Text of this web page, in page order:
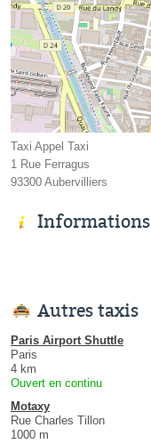
Taxi Appel Taxi
1 Rue Ferragus
93300 Aubervilliers
Informations
Autres taxis
Paris Airport Shuttle
Paris
4 km
Ouvert en continu
Motaxy
Rue Charles Tillon
1000 m